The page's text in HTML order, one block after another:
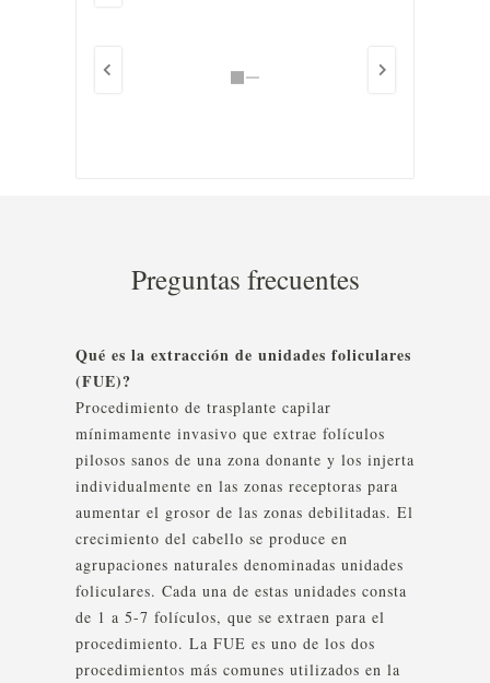
Preguntas frecuentes
Qué es la extracción de unidades foliculares
(FUE)?
Procedimiento de trasplante capilar
mínimamente invasivo que extrae folículos
pilosos sanos de una zona donante y los injerta
individualmente en las zonas receptoras para
aumentar el grosor de las zonas debilitadas. El
crecimiento del cabello se produce en
agrupaciones naturales denominadas unidades
foliculares. Cada una de estas unidades consta
de 1 a 5-7 folículos, que se extraen para el
procedimiento. La FUE es uno de los dos
procedimientos más comunes utilizados en la